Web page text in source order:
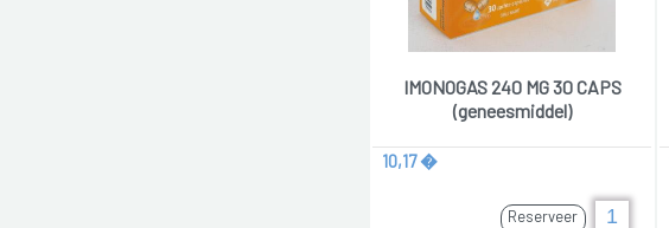
IMONOGAS 240 MG 30 CAPS
(geneesmiddel)
10,17 �
Reserveer